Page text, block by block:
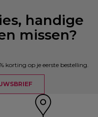
handige
missen?
korting op je eerste bestelling.